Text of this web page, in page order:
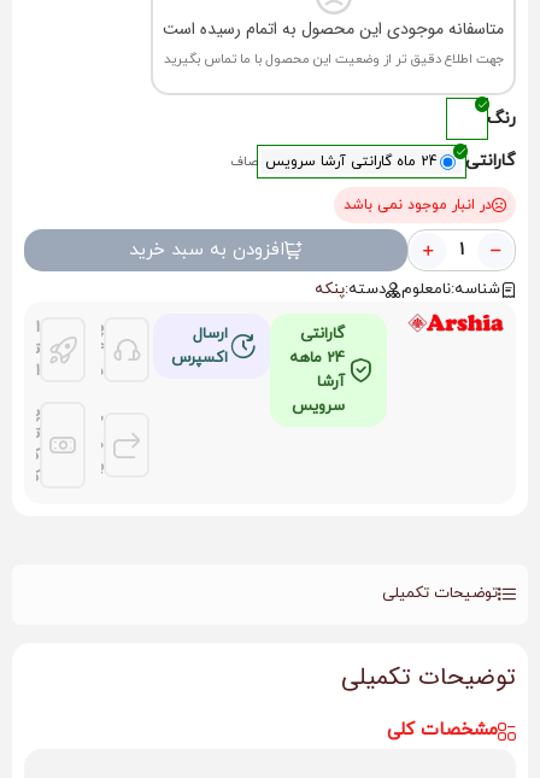
متاسفانه موجودی این محصول به اتمام رسیده است
جهت اطلاع دقیق تر از وضعیت این محصول با ما تماس بگیرید
رنگ
گارانتی
24 ماه گارانتی آرشا سرویس صاف
در انبار موجود نمی باشد
افزودن به سبد خرید
شناسه:نامعلوم دسته:پنکه
گارانتی
24 ماهه
آرشا
سرویس
ارسال
اکسپرس
پشتیانی
24
ساعته
امکان
ضمانت
بازگشت
توسط
کلیه
کارتها
توضیحات تکمیلی
توضیحات تکمیلی
مشخصات کلی